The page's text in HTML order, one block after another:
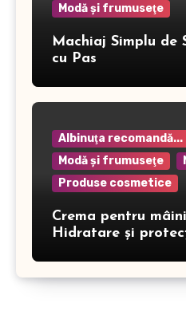
Modă şi frumuseţe
Machiaj Simplu de
cu Pas
Albinuţa recomandă...
Modă şi frumuseţe
Produse cosmetice
Crema pentru
Hidratare și